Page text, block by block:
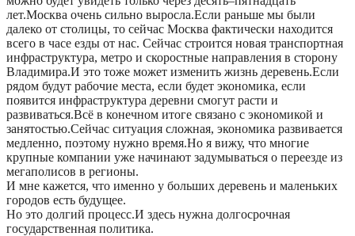
лет.Москва очень сильно выросла.Если раньше мы были
далеко от столицы, то сейчас Москва фактически находится
всего в часе езды от нас. Сейчас строится новая транспортная
инфраструктура, метро и скоростные направления в сторону
Владимира.И это тоже может изменить жизнь деревень.Если
рядом будут рабочие места, если будет экономика, если
появится инфраструктура деревни смогут расти и
развиваться.Всё в конечном итоге связано с экономикой и
занятостью.Сейчас ситуация сложная, экономика развивается
медленно, поэтому нужно время.Но я вижу, что многие
крупные компании уже начинают задумываться о переезде из
мегаполисов в регионы.
И мне кажется, что именно у больших деревень и маленьких
городов есть будущее.
Но это долгий процесс.И здесь нужна долгосрочная
государственная политика.